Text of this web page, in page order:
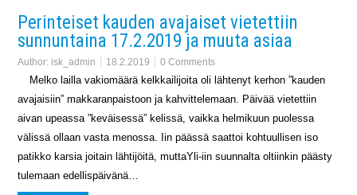
Perinteiset kauden avajaiset vietettiin
sunnuntaina 17.2.2019 ja muuta asiaa
Author: isk_admin 18.2.2019 0 Comments
Melko lailla vakiomäärä kelkkailijoita oli lähtenyt kerhon ”kauden
avajaisiin” makkaranpaistoon ja kahvittelemaan. Päivää vietettiin
aivan upeassa ”keväisessä” kelissä, vaikka helmikuun puolessa
välissä ollaan vasta menossa. Iin päässä saattoi kohtuullisen iso
patikko karsia joitain lähtijöitä, muttaYli-iin suunnalta oltiinkin päästy
tulemaan edellispäivänä…